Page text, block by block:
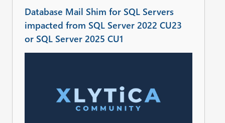
Database Mail Shim for SQL Servers
impacted from SQL Server 2022 CU23
or SQL Server 2025 CU1